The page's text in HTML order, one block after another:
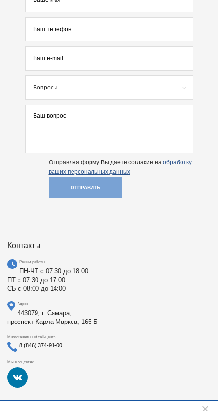
Вопросы
Отправляя форму Вы даете согласие на обработку
ваших персональных данных
ОТПРАВИТЬ
Контакты
Режим работы
ПН-ЧТ с 07:30 до 18:00
ПТ с 07:30 до 17:00
СБ с 08:00 до 14:00
Адрес
443079, г. Самара,
проспект Карла Маркса, 165 Б
Многоканальный call-центр
8 (846) 374-91-00
Мы в соцсетях
Федеральное государственное бюджетное образовательное